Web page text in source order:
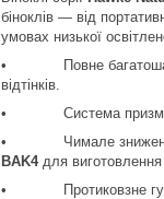
біноклів — від
умовах низької
• Повне
відтінків.
• Система
• Чимале зниження
BAK4для
• Протиковзне гумове